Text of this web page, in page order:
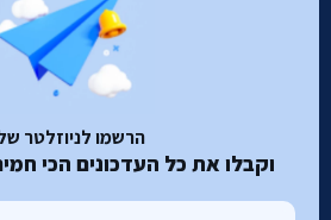
הרשמו לניוזלטר
וקבלו את כל העדכונים הכי